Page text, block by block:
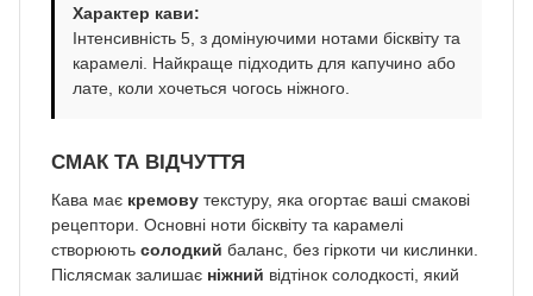
Характер кави:
Інтенсивність 5, з домінуючими нотами бісквіту та
карамелі. Найкраще підходить для капучино або
лате, коли хочеться чогось ніжного.
СМАК ТА ВІДЧУТТЯ
Кава має кремову текстуру, яка огортає ваші смакові
рецептори. Основні ноти бісквіту та карамелі
створюють солодкий баланс, без гіркоти чи кислинки.
Післясмак залишає ніжний відтінок солодкості, який